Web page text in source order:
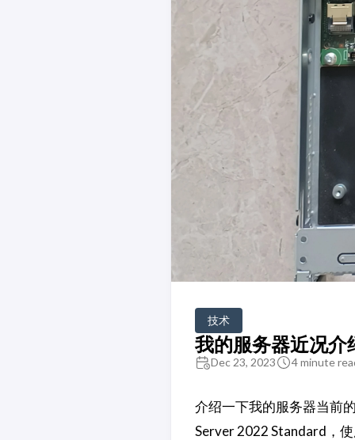
技术
我的服务器近况介
Dec 23, 2023 4 minute
介绍一下我的服务器当前
Server 2022 Standard，